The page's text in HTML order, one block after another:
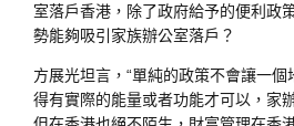
室落戶香港，除了政府給予的便利政
勢能夠吸引家族辦公室落戶？
方展光坦言，“單純的政策不會讓一
得有實際的能量或者功能才可以，家